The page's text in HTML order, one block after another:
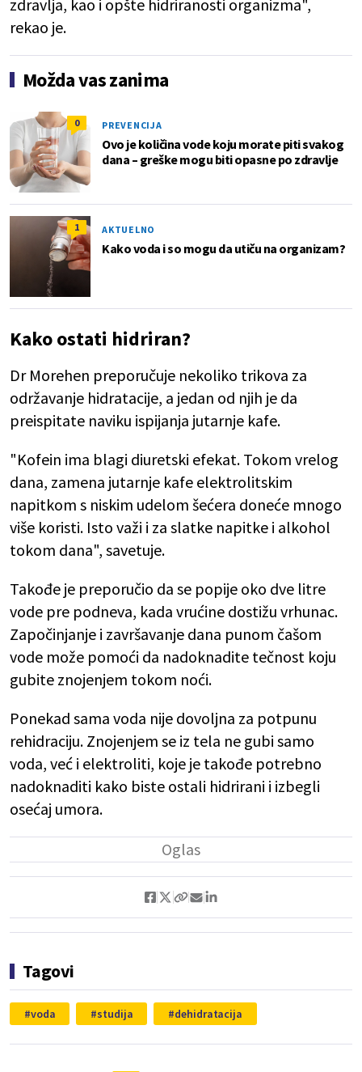
zdravlja, kao i opšte hidriranosti organizma",
rekao je.
Možda vas zanima
0 PREVENCIJA
Ovo je količina vode koju morate piti svakog
dana – greške mogu biti opasne po zdravlje
1 AKTUELNO
Kako voda i so mogu da utiču na organizam?
Kako ostati hidriran?
Dr Morehen preporučuje nekoliko trikova za
održavanje hidratacije, a jedan od njih je da
preispitate naviku ispijanja jutarnje kafe.
"Kofein ima blagi diuretski efekat. Tokom vrelog
dana, zamena jutarnje kafe elektrolitskim
napitkom s niskim udelom šećera doneće mnogo
više koristi. Isto važi i za slatke napitke i alkohol
tokom dana", savetuje.
Takođe je preporučio da se popije oko dve litre
vode pre podneva, kada vrućine dostižu vrhunac.
Započinjanje i završavanje dana punom čašom
vode može pomoći da nadoknadite tečnost koju
gubite znojenjem tokom noći.
Ponekad sama voda nije dovoljna za potpunu
rehidraciju. Znojenjem se iz tela ne gubi samo
voda, već i elektroliti, koje je takođe potrebno
nadoknaditi kako biste ostali hidrirani i izbegli
osećaj umora.
Tagovi
voda studija dehidratacija